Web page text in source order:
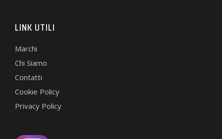
LINK UTILI
Marchi
Chi Siamo
Contatti
Cookie Policy
Privacy Policy